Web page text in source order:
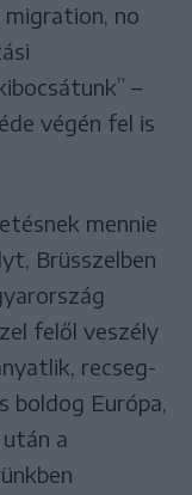
migration, no
–
végén fel is
mennie
Brüsszelben
felől veszély
recseg-
boldog Európa,
a